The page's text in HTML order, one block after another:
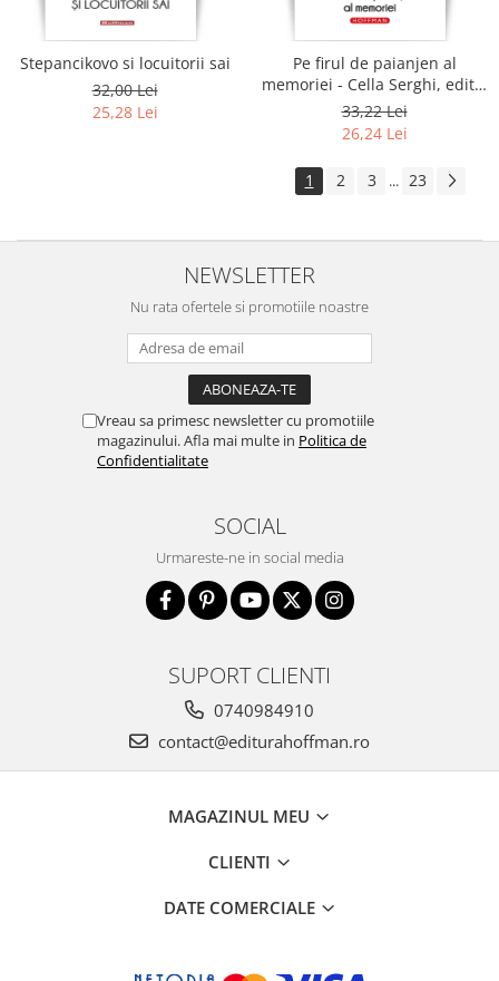
Stepancikovo si locuitorii sai
32,00 Lei
25,28 Lei
Pe firul de paianjen al
memoriei - Cella Serghi, editia
2020
33,22 Lei
26,24 Lei
1 2 3 ... 23
NEWSLETTER
Nu rata ofertele si promotiile noastre
Vreau sa primesc newsletter cu promotiile
magazinului. Afla mai multe in Politica de
Confidentialitate
SOCIAL
Urmareste-ne in social media
SUPORT CLIENTI
0740984910
contact@editurahoffman.ro
MAGAZINUL MEU
CLIENTI
DATE COMERCIALE